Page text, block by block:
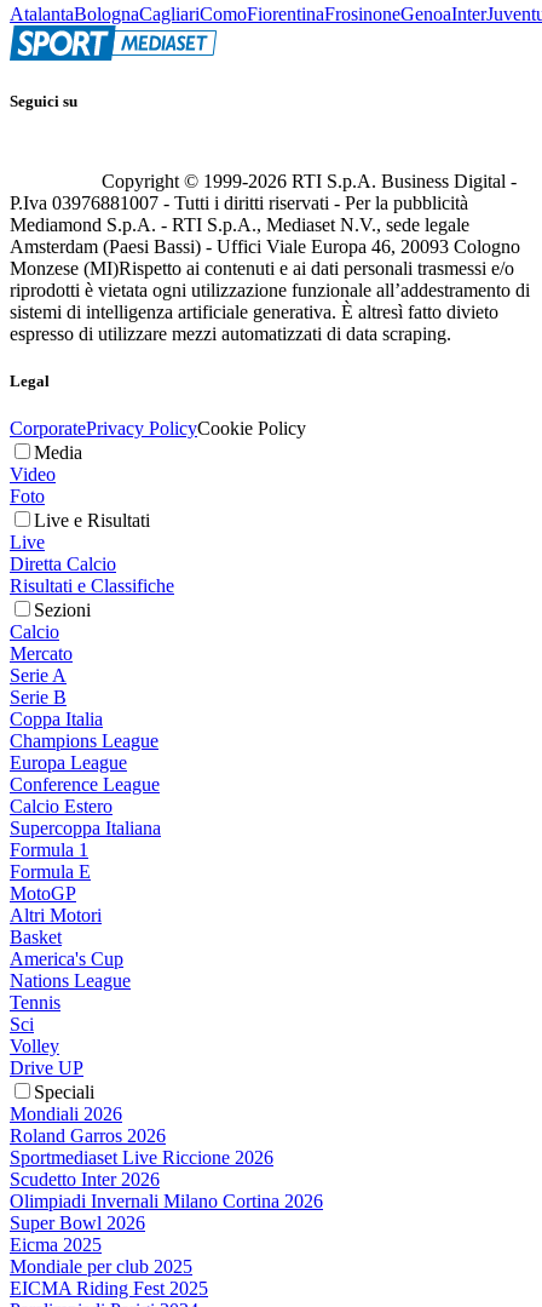
AtalantaBolognaCagliariComoFiorentinaFrosinoneGenoaInter
Seguici su
Copyright © 1999-2026 RTI S.p.A. Business Digital -
P.Iva 03976881007 - Tutti i diritti riservati - Per la pubblicità
Mediamond S.p.A. - RTI S.p.A., Mediaset N.V., sede legale
Amsterdam (Paesi Bassi) - Uffici Viale Europa 46, 20093 Cologno
Monzese (MI)Rispetto ai contenuti e ai dati personali trasmessi e/o
riprodotti è vietata ogni utilizzazione funzionale all’addestramento di
sistemi di intelligenza artificiale generativa. È altresì fatto divieto
espresso di utilizzare mezzi automatizzati di data scraping.
Legal
CorporatePrivacy PolicyCookie Policy
Media
Video
Foto
Live e Risultati
Live
Diretta Calcio
Risultati e Classifiche
Sezioni
Calcio
Mercato
Serie A
Serie B
Coppa Italia
Champions League
Europa League
Conference League
Calcio Estero
Supercoppa Italiana
Formula 1
Formula E
MotoGP
Altri Motori
Basket
America's Cup
Nations League
Tennis
Sci
Volley
Drive UP
Speciali
Mondiali 2026
Roland Garros 2026
Sportmediaset Live Riccione 2026
Scudetto Inter 2026
Olimpiadi Invernali Milano Cortina 2026
Super Bowl 2026
Eicma 2025
Mondiale per club 2025
EICMA Riding Fest 2025